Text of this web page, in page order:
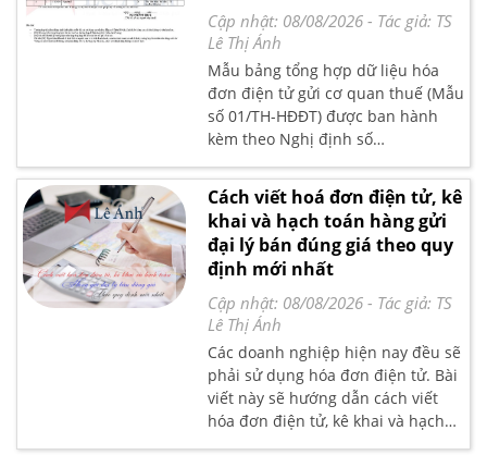
Cập nhật: 08/08/2026 - Tác giả: TS
Lê Thị Ánh
Mẫu bảng tổng hợp dữ liệu hóa
đơn điện tử gửi cơ quan thuế (Mẫu
số 01/TH-HĐĐT) được ban hành
kèm theo Nghị định số
123/2020/NĐ-CP quy định về hóa
đơn chứng từ được Chính phủ ban
hành, có hiệu lực thi hành từ ngày
1/7/2022
Cách viết hoá đơn điện tử, kê
khai và hạch toán hàng gửi
đại lý bán đúng giá theo quy
định mới nhất
Cập nhật: 08/08/2026 - Tác giả: TS
Lê Thị Ánh
Các doanh nghiệp hiện nay đều sẽ
phải sử dụng hóa đơn điện tử. Bài
viết này sẽ hướng dẫn cách viết
hóa đơn điện tử, kê khai và hạch
toán hàng gửi bán đại lý bán đúng